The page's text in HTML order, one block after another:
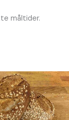
måltider.